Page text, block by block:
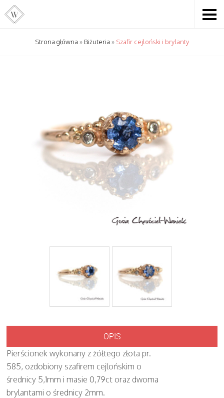
Strona główna » Biżuteria » Szafir cejloński i brylanty
OPIS
Pierścionek wykonany z żółtego złota pr.
585, ozdobiony szafirem cejlońskim o
średnicy 5,1mm i masie 0,79ct oraz dwoma
brylantami o średnicy 2mm.